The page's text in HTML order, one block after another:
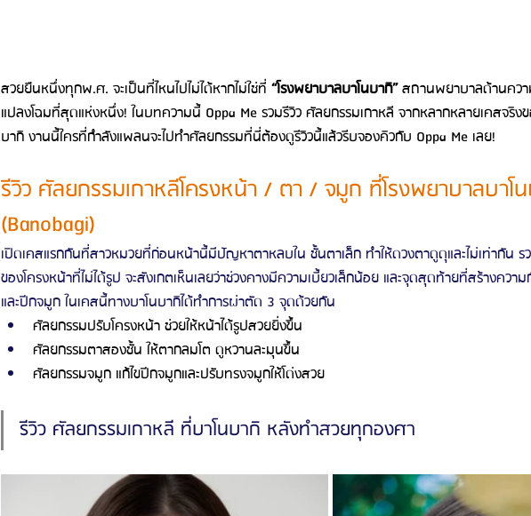
สวยยืนหนึ่งทุกพ.ศ. จะเป็นที่ไหนไปไม่ได้หากไม่ใช่ที่ “โรงพยาบาลบาโนบากิ” สถานพยาบาลด้านควา
แปลงโฉมที่สุดแห่งหนึ่ง! ในบทความนี้ Oppa Me รวมรีวิว ศัลยกรรมเกาหลี จากหลากหลายเคสจริง
บากิ งานนี้ใครที่กำลังแพลนจะไปทำศัลยกรรมที่นี่ต้องดูรีวิวนี้แล้วรีบจองคิวกับ Oppa Me เลย!
รีวิว ศัลยกรรมเกาหลีโครงหน้า / ตา / จมูก ที่โรงพยาบาลบาโ
(Banobagi)
เปิดเคสแรกกันที่สาวหมวยที่ก่อนหน้านี้มีปัญหาตาหลบใน ชั้นตาเล็ก ทำให้ดวงตาดูดุและไม่เท่ากัน
ของโครงหน้าที่ไม่ได้รูป จะสังเกตเห็นเลยว่าช่วงคางมีความเบี้ยวเล็กน้อย และจุดสุดท้ายที่สร้างคว
และปีกจมูก ในเคสนี้ทางบาโนบากิได้ทำการผ่าตัด 3 จุดด้วยกัน
ศัลยกรรมปรับโครงหน้า ช่วยให้หน้าได้รูปสวยยิ่งขึ้น
ศัลยกรรมตาสองชั้น ให้ตากลมโต ดูหวานละมุนขึ้น
ศัลยกรรมจมูก แก้ไขปีกจมูกและปรับทรงจมูกให้โด่งสวย
รีวิว ศัลยกรรมเกาหลี ที่บาโนบากิ หลังทำสวยทุกองศา